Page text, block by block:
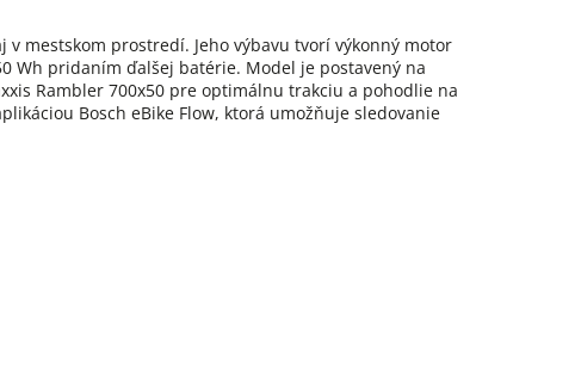
v mestskom prostredí. Jeho výbavu tvorí výkonný motor
Wh pridaním ďalšej batérie. Model je postavený na
Rambler 700x50 pre optimálnu trakciu a pohodlie na
Bosch eBike Flow, ktorá umožňuje sledovanie